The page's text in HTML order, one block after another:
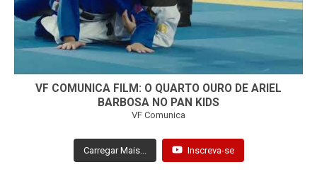
VF COMUNICA FILM: O QUARTO OURO DE ARIEL
BARBOSA NO PAN KIDS
VF Comunica
Carregar Mais... Inscreva-se